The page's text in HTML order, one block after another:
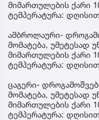
მიმართულების ქარი
ტემპერატურა:
ამბროლაური-
მომატება, უმეტესად
მიმართულების ქარი
ტემპერატურა:
ცაგერი-
მომატება, უმეტესად
მიმართულების ქარი
ტემპერატურა: